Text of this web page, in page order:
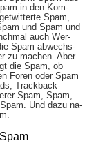
in den Kom­
Spam,
und Spam und
auch Wer­
Spam ab­wechs­
zu mach­en. Aber
die Spam, ob
Fo­ren oder Spam
Track­back-
Spam, Spam,
Und da­zu na­